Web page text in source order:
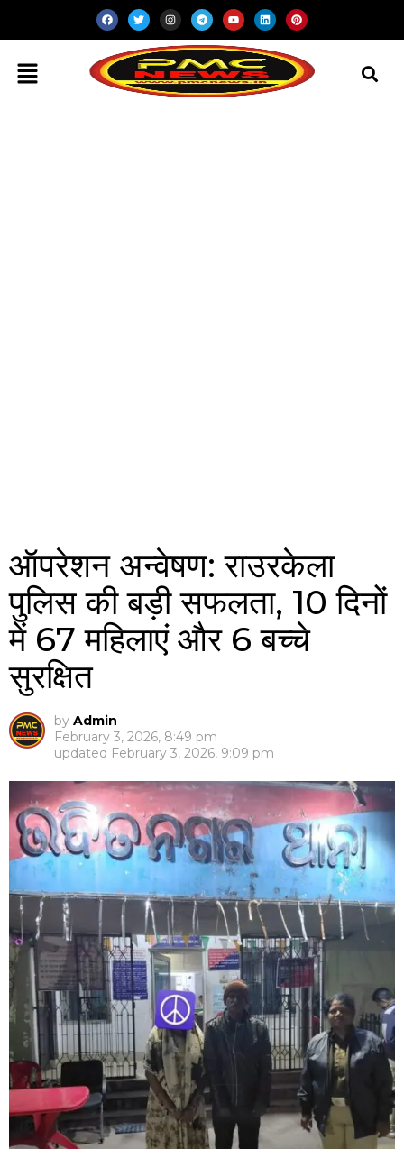
ऑपरेशन अन्वेषण: राउरकेला
पुलिस की बड़ी सफलता, 10 दिनों
में 67 महिलाएं और 6 बच्चे
सुरक्षित
by Admin
February 3, 2026, 8:49 pm
updated February 3, 2026, 9:09 pm